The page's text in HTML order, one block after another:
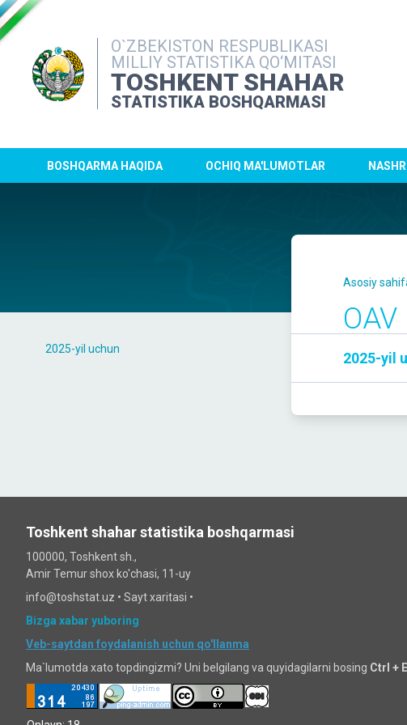
O`ZBEKISTON RESPUBLIKASI
MILLIY STATISTIKA QO‘MITASI
TOSHKENT SHAHAR
STATISTIKA BOSHQARMASI
BOSHQARMA HAQIDA OCHIQ MA'LUMOTLAR
2025-yil uchun
Asosiy
2025-yil
Toshkent shahar statistika boshqarmasi
100000, Toshkent sh.,
Amir Temur shox ko'chasi, 11-uy
info@toshstat.uz • Sayt xaritasi •
Bizga xabar yuboring
Veb-saytdan foydalanish uchun qo'llanma
Ma`lumotda xato topdingizmi? Uni belgilang va quyidagilarni bosing Ctrl +